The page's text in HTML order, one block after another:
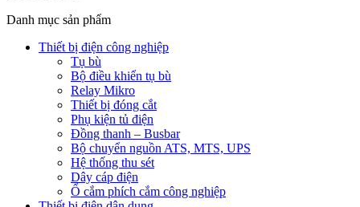
Danh mục sản phẩm
Thiết bị điện công nghiệp
Tụ bù
Bộ điều khiển tụ bù
Relay Mikro
Thiết bị đóng cắt
Phụ kiện tủ điện
Đồng thanh – Busbar
Bộ chuyển nguồn ATS, MTS, UPS
Hệ thống thu sét
Dây cáp điện
Ổ cắm phích cắm công nghiệp